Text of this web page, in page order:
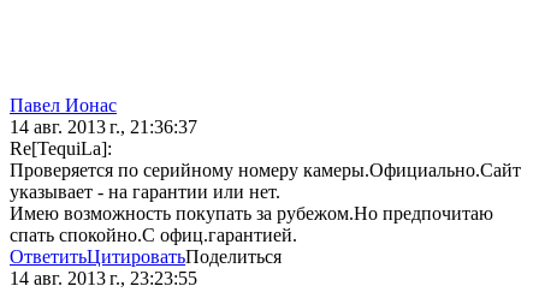
Павел Ионас
14 авг. 2013 г., 21:36:37
Re[TequiLa]:
Проверяется по серийному номеру камеры.Официально.Сайт
указывает - на гарантии или нет.
Имею возможность покупать за рубежом.Но предпочитаю
спать спокойно.С офиц.гарантией.
ОтветитьЦитироватьПоделиться
14 авг. 2013 г., 23:23:55